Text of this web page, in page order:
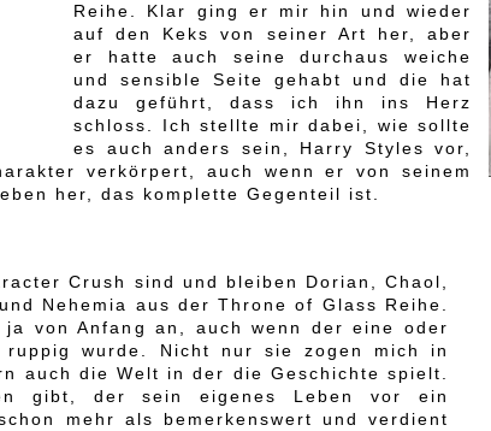
Reihe. Klar ging er mir hin und wieder
auf den Keks von seiner Art her, aber
er hatte auch seine durchaus weiche
und sensible Seite gehabt und die hat
dazu geführt, dass ich ihn ins Herz
schloss. Ich stellte mir dabei, wie sollte
es auch anders sein, Harry Styles vor,
verkörpert, auch wenn er von seinem
her, das komplette Gegenteil ist.
Crush sind und bleiben Dorian, Chaol,
Nehemia aus der Throne of Glass Reihe.
von Anfang an, auch wenn der eine oder
ruppig wurde. Nicht nur sie zogen mich in
auch die Welt in der die Geschichte spielt.
gibt, der sein eigenes Leben vor ein
mehr als bemerkenswert und verdient